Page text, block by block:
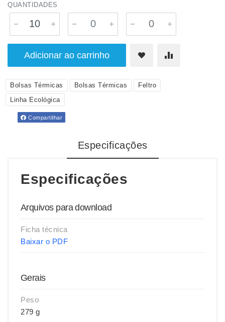
QUANTIDADES
Adicionar ao carrinho
Bolsas Térmicas Bolsas Térmicas
Feltro
Linha Ecológica
Compartilhar
Especificações
Especificações
Arquivos para download
Ficha técnica
Baixar o PDF
Gerais
Peso
279 g